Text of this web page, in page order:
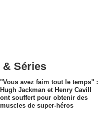
& Séries
"Vous avez faim tout le temps" :
Hugh Jackman et Henry Cavill
ont souffert pour obtenir des
muscles de super-héros